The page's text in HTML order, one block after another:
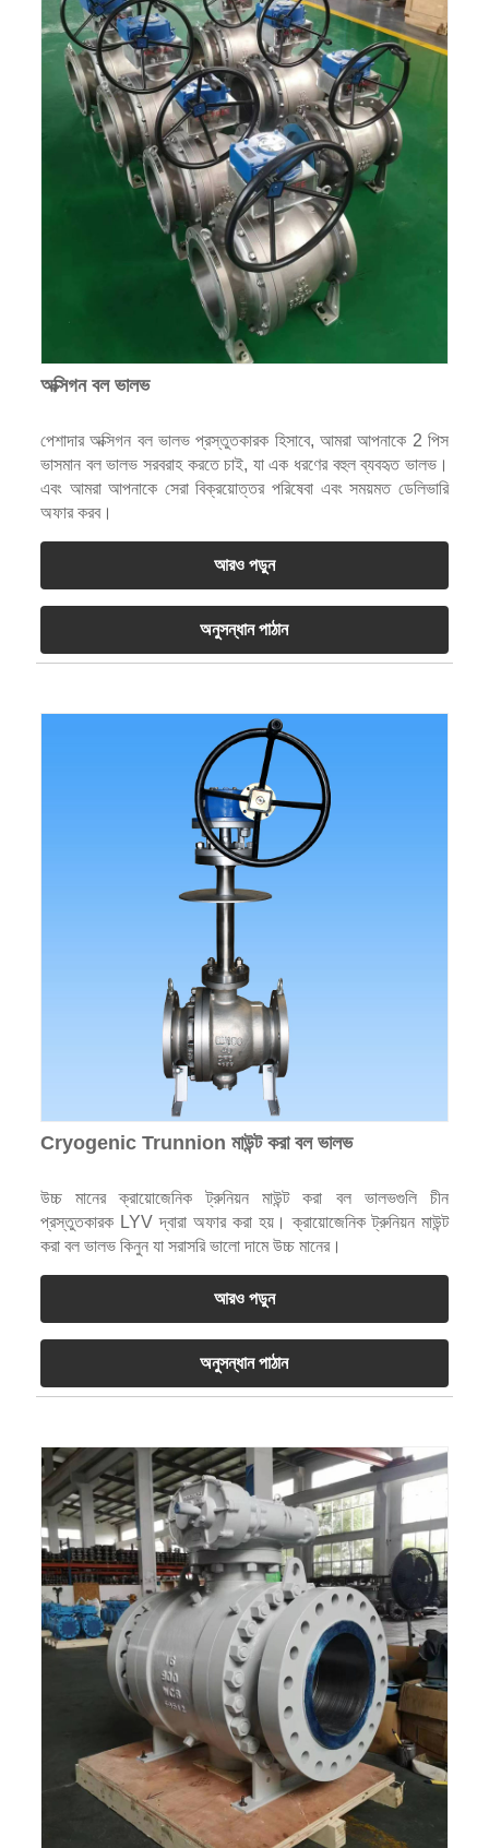
অক্সিগন বল ভালভ
পেশাদার অক্সিগন বল ভালভ প্রস্তুতকারক হিসাবে, আমরা আপনাকে 2 পিস
ভাসমান বল ভালভ সরবরাহ করতে চাই, যা এক ধরণের বহুল ব্যবহৃত ভালভ।
এবং আমরা আপনাকে সেরা বিক্রয়োত্তর পরিষেবা এবং সময়মত ডেলিভারি
অফার করব।
আরও পড়ুন
অনুসন্ধান পাঠান
Cryogenic Trunnion মাউন্ট করা বল ভালভ
উচ্চ মানের ক্রায়োজেনিক ট্রুনিয়ন মাউন্ট করা বল ভালভগুলি চীন
প্রস্তুতকারক LYV দ্বারা অফার করা হয়। ক্রায়োজেনিক ট্রুনিয়ন মাউন্ট
করা বল ভালভ কিনুন যা সরাসরি ভালো দামে উচ্চ মানের।
আরও পড়ুন
অনুসন্ধান পাঠান